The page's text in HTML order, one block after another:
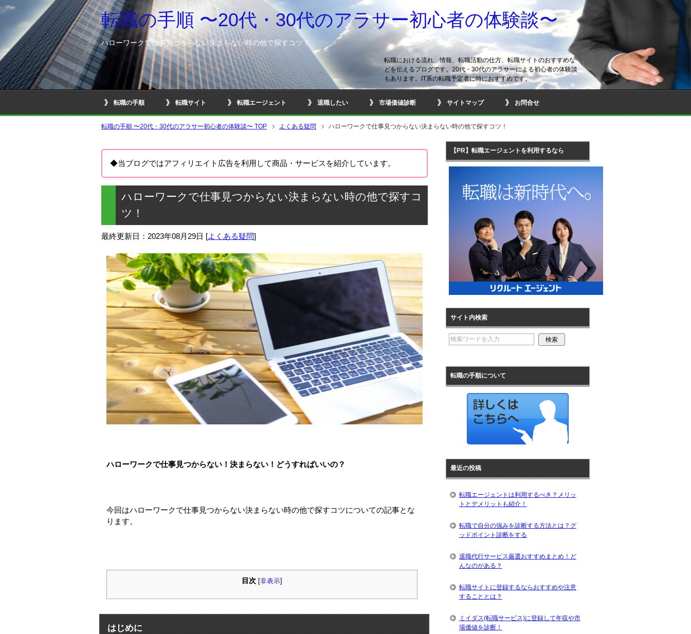
転職の手順 〜20代・30代のアラサー初心者の体験談〜
ハローワークで仕事見つからない決まらない時の他で探すコツ！
転職における流れ、情報、転職活動の仕方、転職サイトのおすすめな
どを伝えるブログです。20代・30代のアラサーによる初心者の体験談
もあります。IT系の転職予定者に特におすすめです。
転職の手順 転職サイト 転職エージェント 退職したい 市場価値診断 サイトマップ お問合せ
転職の手順 〜20代・30代のアラサー初心者の体験談〜 TOP よくある疑問 ハローワークで仕事見つからない決まらない時の他で探すコツ！
◆当ブログではアフィリエイト広告を利用して商品・サービスを紹介しています。
ハローワークで仕事見つからない決まらない時の他で探すコ
ツ！
最終更新日： 2023年08月29日 [よくある疑問]
ハローワークで仕事見つからない！決まらない！どうすればいいの？
今回はハローワークで仕事見つからない決まらない時の他で探すコツについての記事とな
ります。
目次 [非表示]
はじめに
【PR】転職エージェントを利用するなら
サイト内検索
転職の手順について
最近の投稿
転職エージェントは利用するべき？メリッ
トとデメリットも紹介！
転職で自分の強みを診断する方法とは？グ
ッドポイント診断をする
退職代行サービス厳選おすすめまとめ！ど
んなのがある？
転職サイトに登録するならおすすめや注意
することとは？
ミイダス(転職サービス)に登録して年収や市
場価値を診断！